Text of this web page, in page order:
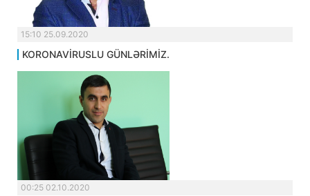
15:10 25.09.2020
KORONAVİRUSLU GÜNLƏRİMİZ.
00:25 02.10.2020